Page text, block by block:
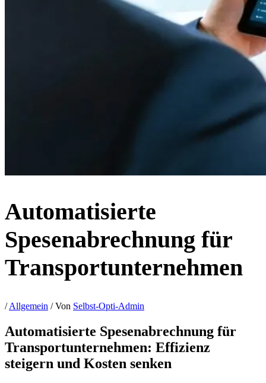
Automatisierte
Spesenabrechnung für
Transportunternehmen
/Allgemein / Von Selbst-Opti-Admin
Automatisierte Spesenabrechnung für
Transportunternehmen: Effizienz
steigern und Kosten senken